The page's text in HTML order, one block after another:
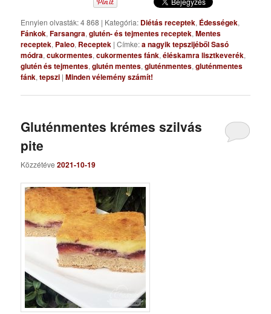
Ennyien olvasták: 4 868 | Kategória: Diétás receptek, Édességek,
Fánkok,Farsangra,glutén- és tejmentes receptek,Mentes
receptek, Paleo, Receptek |Címke:a nagyik tepszijéből Sasó
módra,cukormentes,cukormentes fánk,éléskamra lisztkeverék,
glutén és tejmentes,glutén mentes,gluténmentes,gluténmentes
fánk,tepszi |Minden vélemény számít!
Gluténmentes krémes szilvás
pite
Közzétéve2021-10-19